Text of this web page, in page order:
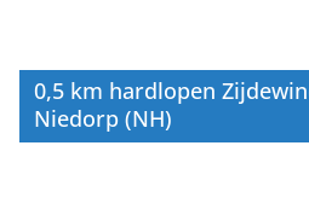
0,5 km hardlopen
Niedorp (NH)